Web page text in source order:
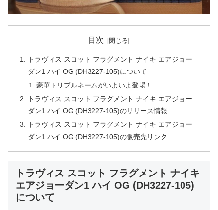
目次
トラヴィス スコット フラグメント ナイキ エアジョー
ダン1 ハイ OG (DH3227-105)について
豪華トリプルネームがいよいよ登場！
トラヴィス スコット フラグメント ナイキ エアジョー
ダン1 ハイ OG (DH3227-105)のリリース情報
トラヴィス スコット フラグメント ナイキ エアジョー
ダン1 ハイ OG (DH3227-105)の販売先リンク
トラヴィス スコット フラグメント ナイキ
エアジョーダン1 ハイ OG (DH3227-105)
について